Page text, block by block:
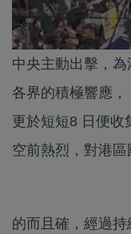
中央主動出擊，
各界的積極響應，
更於短短8 日便收
空前熱烈，對港區
的而且確，經過